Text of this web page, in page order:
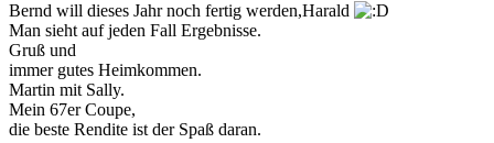
Bernd will dieses Jahr noch fertig werden,Harald
Man sieht auf jeden Fall Ergebnisse.
Gruß und
immer gutes Heimkommen.
Martin mit Sally.
Mein 67er Coupe,
die beste Rendite ist der Spaß daran.